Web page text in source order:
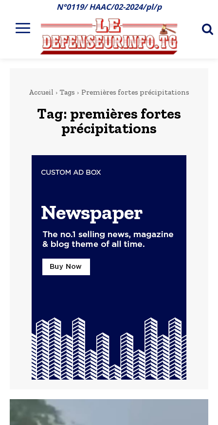
N°0119/ HAAC/02-2024/pl/p
Accueil Tags Premières fortes précipitations
Tag: premières fortes
précipitations